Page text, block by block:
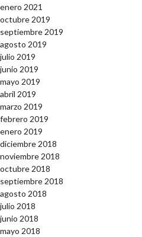
enero 2021
octubre 2019
septiembre 2019
agosto 2019
julio 2019
junio 2019
mayo 2019
abril 2019
marzo 2019
febrero 2019
enero 2019
diciembre 2018
noviembre 2018
octubre 2018
septiembre 2018
agosto 2018
julio 2018
junio 2018
mayo 2018